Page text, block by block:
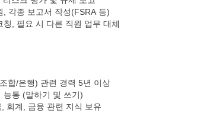
, 각종 보고서 작성(FSRA 등)
칭, 필요 시 다른 직원 업무 대체
합/은행) 관련 경력 5년 이상
능통 (말하기 및 쓰기)
회계, 금융 관련 지식 보유